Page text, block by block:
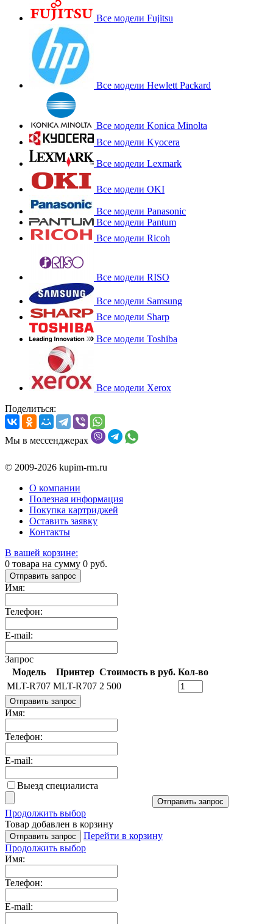
Все модели Fujitsu
Все модели Hewlett Packard
Все модели Konica Minolta
Все модели Kyocera
Все модели Lexmark
Все модели OKI
Все модели Panasonic
Все модели Pantum
Все модели Ricoh
Все модели RISO
Все модели Samsung
Все модели Sharp
Все модели Toshiba
Все модели Xerox
Поделиться:
Мы в мессенджерах
© 2009-2026 kupim-rm.ru
О компании
Полезная информация
Покупка картриджей
Оставить заявку
Контакты
В вашей корзине:
0 товара на сумму 0 руб.
Отправить запрос
Имя:
Телефон:
E-mail:
Запрос
Модель
Принтер Стоимость в руб. Кол-во
MLT-R707 MLT-R707 2 500
Отправить запрос
Имя:
Телефон:
E-mail:
Выезд специалиста
Отправить запрос
Продолжить выбор
Товар добавлен в корзину
Отправить запрос
Перейти в корзину
Продолжить выбор
Имя:
Телефон:
E-mail: